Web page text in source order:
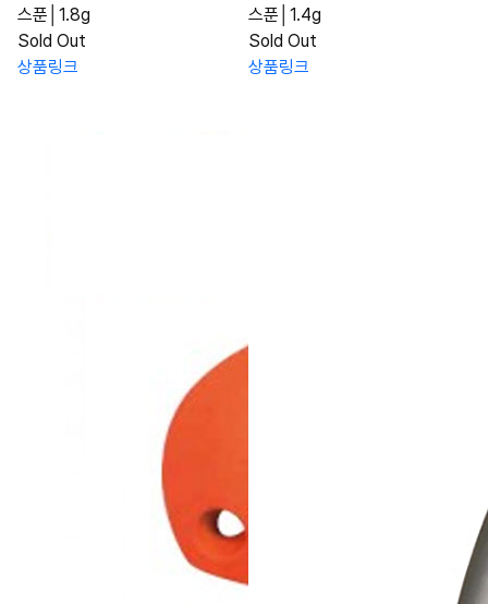
스푼│1.8g
Sold Out
상품링크
스푼│1.4g
Sold Out
상품링크